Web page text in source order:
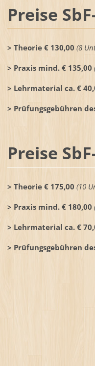
Preise
> Theorie € 130,00 (8
> Praxis mind. € 135,00
> Lehrmaterial ca. €
> Prüfungsgebühren
Preise
> Theorie € 175,00 (10
> Praxis mind. € 180,00
> Lehrmaterial ca. €
> Prüfungsgebühren